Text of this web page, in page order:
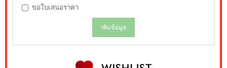
ขอใบเสนอราคา
เพิ่มข้อมูล